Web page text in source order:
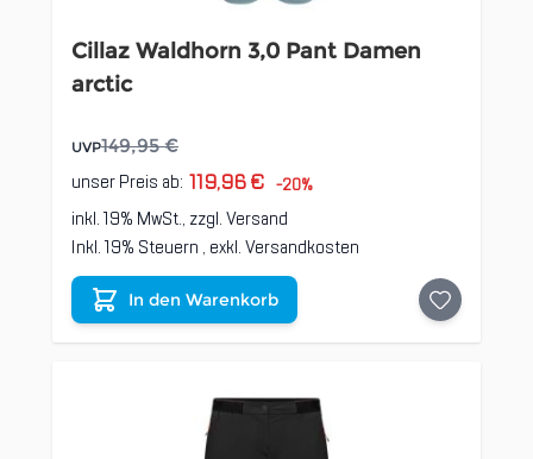
Cillaz Waldhorn 3,0 Pant Damen
arctic
UVP149,95 €
unser Preis ab: 119,96 € -20%
inkl. 19% MwSt., zzgl.Versand
Inkl. 19% Steuern , exkl.Versandkosten
In den Warenkorb